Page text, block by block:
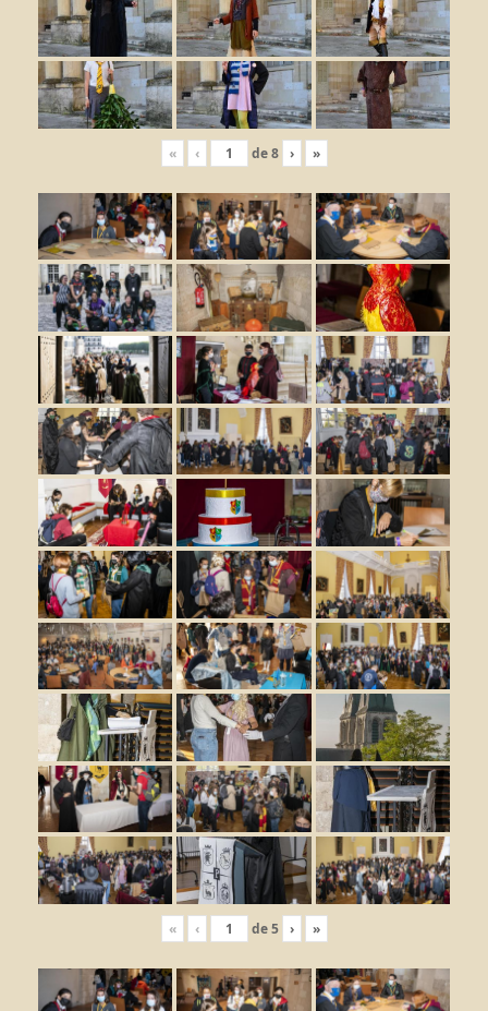
« ‹ de8 › »
« ‹ de5 › »